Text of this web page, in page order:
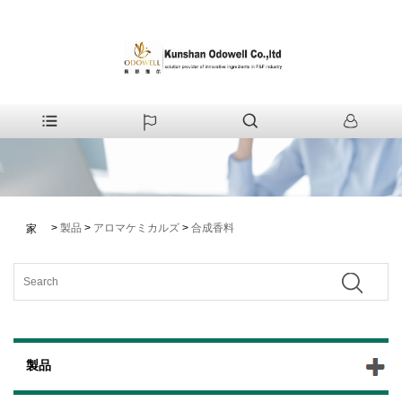
家 > 製品 > アロマケミカルズ > 合成香料
製品